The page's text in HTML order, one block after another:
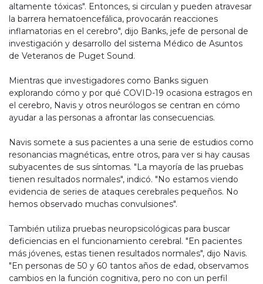
altamente tóxicas". Entonces, si circulan y pueden atravesar
la barrera hematoencefálica, provocarán reacciones
inflamatorias en el cerebro", dijo Banks, jefe de personal de
investigación y desarrollo del sistema Médico de Asuntos
de Veteranos de Puget Sound.
Mientras que investigadores como Banks siguen
explorando cómo y por qué COVID-19 ocasiona estragos en
el cerebro, Navis y otros neurólogos se centran en cómo
ayudar a las personas a afrontar las consecuencias.
Navis somete a sus pacientes a una serie de estudios como
resonancias magnéticas, entre otros, para ver si hay causas
subyacentes de sus síntomas. "La mayoría de las pruebas
tienen resultados normales", indicó. "No estamos viendo
evidencia de series de ataques cerebrales pequeños. No
hemos observado muchas convulsiones".
También utiliza pruebas neuropsicológicas para buscar
deficiencias en el funcionamiento cerebral. "En pacientes
más jóvenes, estas tienen resultados normales", dijo Navis.
"En personas de 50 y 60 tantos años de edad, observamos
cambios en la función cognitiva, pero no con un perfil